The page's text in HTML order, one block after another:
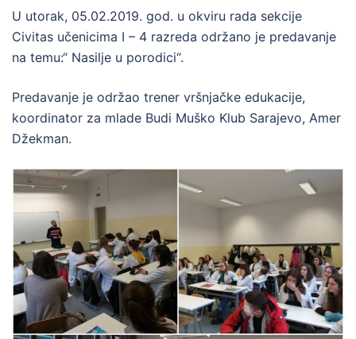
U utorak, 05.02.2019. god. u okviru rada sekcije
Civitas učenicima I – 4 razreda održano je predavanje
na temu:“ Nasilje u porodici“.
Predavanje je održao trener vršnjačke edukacije,
koordinator za mlade Budi Muško Klub Sarajevo, Amer
Džekman.